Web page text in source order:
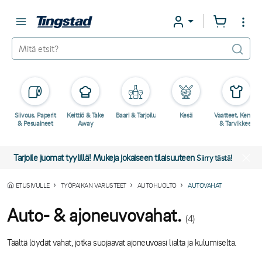
Siivous, Paperit
& Pesuaineet
Keittiö & Take
Away
Baari & Tarjoilu Kesä
Vaatteet, Kengät
& Tarvikkeet
Tarjoile juomat tyylillä! Mukeja jokaiseen tilaisuuteenSiirry tästä!
ETUSIVULLE TYÖPAIKAN VARUSTEET AUTOHUOLTO AUTOVAHAT
Auto- & ajoneuvovahat. (4)
Täältä löydät vahat, jotka suojaavat ajoneuvoasi lialta ja kulumiselta.